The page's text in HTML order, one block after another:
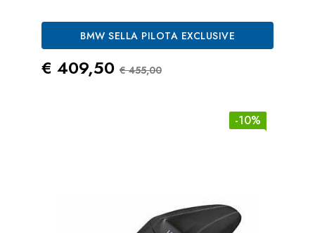
BMW SELLA PILOTA EXCLUSIVE
Prezzo
€ 409,50 Prezzo Standard
€ 455,00
-10%